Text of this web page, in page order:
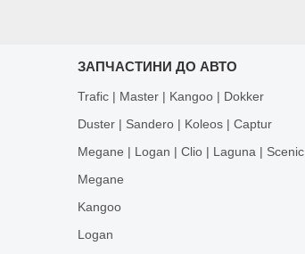
ЗАПЧАСТИНИ ДО АВТО
Trafic | Master | Kangoo | Dokker
Duster | Sandero | Koleos | Captur
Megane | Logan | Clio | Laguna | Scenic
Megane
Kangoo
Logan